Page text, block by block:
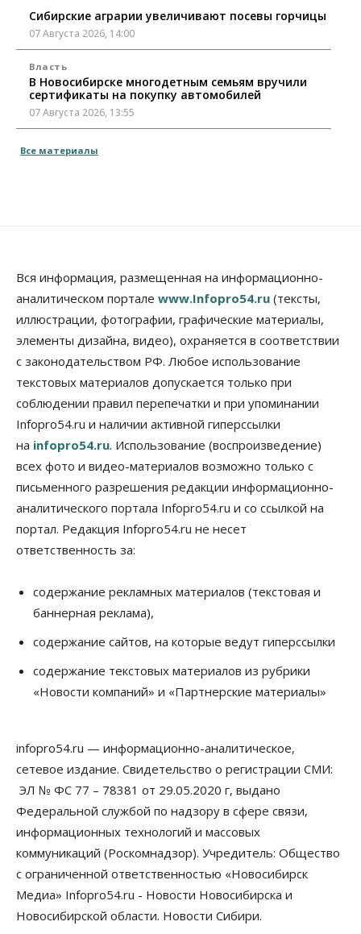
Сибирские аграрии увеличивают посевы горчицы
07 Августа 2026, 14:00
Власть
В Новосибирске многодетным семьям вручили
сертификаты на покупку автомобилей
07 Августа 2026, 13:55
Треть автовладельцев в Новосибирской области
07 Августа 2026, 12:35
Общество
Синоптики рассказали о погоде в Новосибирске
на выходных
07 Августа 2026, 12:00
Жители Новосибирска смогут добровольно
повысить свою пенсию
07 Августа 2026, 11:30
Общество
Деньгами будут распоряжаться дети: в десяти
школах Новосибирской области введут
инициативное бюджетирование
07 Августа 2026, 11:00
заключили под стражу
07 Августа 2026, 10:15
Общество
Новосибирской области, но режима ЧС не будет
07 Августа 2026, 10:00
выстраивают системы защиты от атак БПЛА
07 Августа 2026, 09:00
По «Сибэлектротерму» выдали исполнительные
листы на полмиллиарда рублей
07 Августа 2026, 08:00
Бизнес Власть Медицина Общество
Искусственный интеллект предлагают
привлекать к разработке новых лекарств в
России
Все материалы
Вся информация, размещенная на информационно-
аналитическом портале www.Infopro54.ru (тексты,
иллюстрации, фотографии, графические материалы,
элементы дизайна, видео), охраняется в соответствии
с законодательством РФ. Любое использование
текстовых материалов допускается только при
соблюдении правил перепечатки и при упоминании
Infopro54.ru и наличии активной гиперссылки
на infopro54.ru. Использование (воспроизведение)
всех фото и видео-материалов возможно только с
письменного разрешения редакции информационно-
аналитического портала Infopro54.ru и со ссылкой на
портал. Редакция Infopro54.ru не несет
ответственность за:
содержание рекламных материалов (текстовая и
баннерная реклама),
содержание сайтов, на которые ведут гиперссылки
содержание текстовых материалов из рубрики
«Новости компаний» и «Партнерские материалы»
infopro54.ru — информационно-аналитическое,
сетевое издание. Свидетельство о регистрации СМИ:
ЭЛ № ФС 77 – 78381 от 29.05.2020 г, выдано
Федеральной службой по надзору в сфере связи,
информационных технологий и массовых
коммуникаций (Роскомнадзор). Учредитель: Общество
с ограниченной ответственностью «Новосибирск
Медиа» Infopro54.ru - Новости Новосибирска и
Новосибирской области. Новости Сибири.